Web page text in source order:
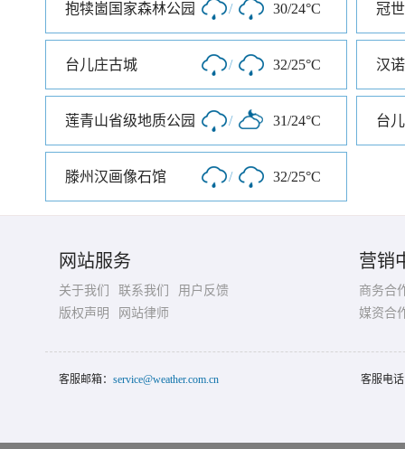
抱犊崮国家森林公园 / 30/24°C 冠
台儿庄古城 / 32/25°C 汉
莲青山省级地质公园 / 31/24°C 台
滕州汉画像石馆 / 32/25°C
网站服务
关于我们 联系我们
用户反馈
版权声明
网站律师
营销
商务合
媒资合
客服邮箱： service@weather.com.cn 客服电